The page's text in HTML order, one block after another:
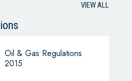
VIEW ALL
Oil & Gas Regulations
2015